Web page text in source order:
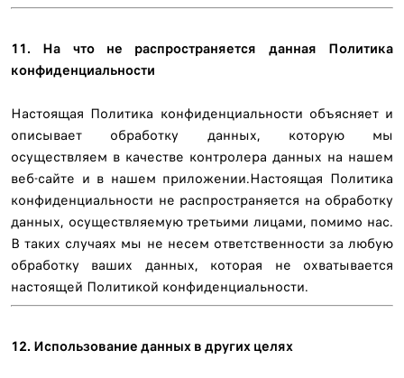
11. На что не распространяется данная Политика
конфиденциальности
Настоящая Политика конфиденциальности объясняет и
описывает обработку данных, которую мы
осуществляем в качестве контролера данных на нашем
веб-сайте и в нашем приложении.Настоящая Политика
конфиденциальности не распространяется на обработку
данных, осуществляемую третьими лицами, помимо нас.
В таких случаях мы не несем ответственности за любую
обработку ваших данных, которая не охватывается
настоящей Политикой конфиденциальности.
12. Использование данных в других целях